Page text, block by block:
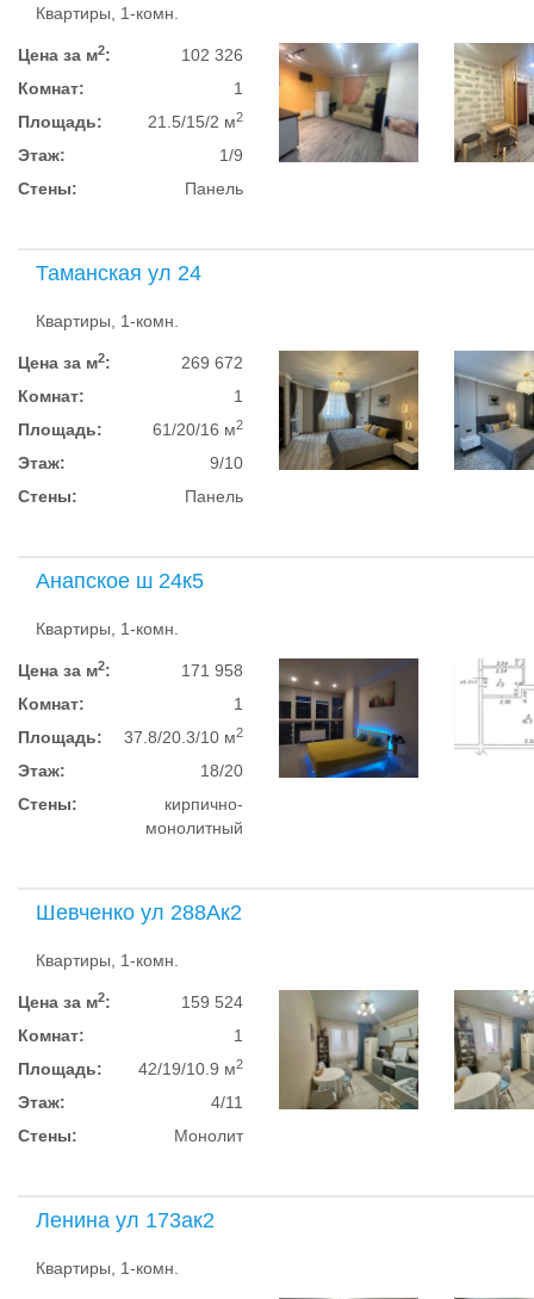
Квартиры, 1-комн.
Цена за м2:
102 326
Комнат:
1
Площадь:
21.5/15/2 м2
Этаж:
1/9
Стены:
Панель
Таманская ул 24
Квартиры, 1-комн.
Цена за м2:
269 672
Комнат:
1
Площадь:
61/20/16 м2
Этаж:
9/10
Стены:
Панель
Анапское ш 24к5
Квартиры, 1-комн.
Цена за м2:
171 958
Комнат:
1
Площадь:
37.8/20.3/10 м2
Этаж:
18/20
Стены:
кирпично-
монолитный
Шевченко ул 288Ак2
Квартиры, 1-комн.
Цена за м2:
159 524
Комнат:
1
Площадь:
42/19/10.9 м2
Этаж:
4/11
Стены:
Монолит
Ленина ул 173ак2
Квартиры, 1-комн.